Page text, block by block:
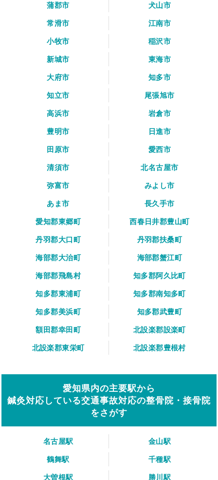
蒲郡市
犬山市
常滑市
江南市
小牧市
稲沢市
新城市
東海市
大府市
知多市
知立市
尾張旭市
高浜市
岩倉市
豊明市
日進市
田原市
愛西市
清須市
北名古屋市
弥富市
みよし市
あま市
長久手市
愛知郡東郷町
西春日井郡豊山町
丹羽郡大口町
丹羽郡扶桑町
海部郡大治町
海部郡蟹江町
海部郡飛島村
知多郡阿久比町
知多郡東浦町
知多郡南知多町
知多郡美浜町
知多郡武豊町
額田郡幸田町
北設楽郡設楽町
北設楽郡東栄町
北設楽郡豊根村
愛知県内の主要駅から
鍼灸対応している交通事故対応の整骨院・接骨院
をさがす
名古屋駅
金山駅
鶴舞駅
千種駅
大曽根駅
勝川駅